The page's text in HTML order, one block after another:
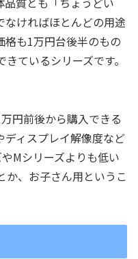
なければほとんどの用途
格も1万円台後半のもの
ているシリーズです。
円前後から購入できる
ディスプレイ解像度など
Mシリーズよりも低い
か、お子さん用というこ